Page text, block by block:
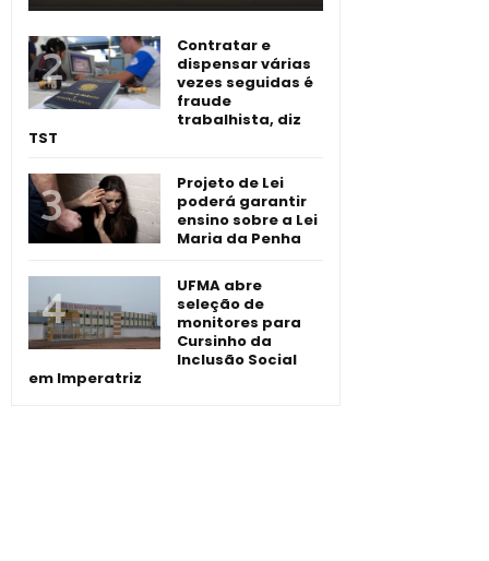
Contratar e
dispensar várias
vezes seguidas é
fraude
trabalhista, diz
TST
Projeto de Lei
poderá garantir
ensino sobre a Lei
Maria da Penha
UFMA abre
seleção de
monitores para
Cursinho da
Inclusão Social
em Imperatriz